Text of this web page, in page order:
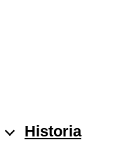
Historia